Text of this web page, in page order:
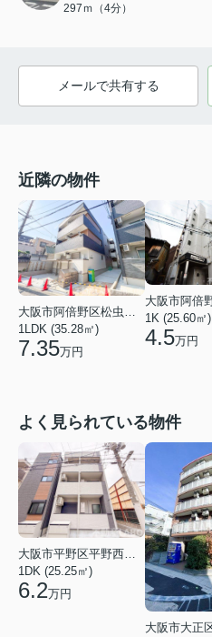
297ｍ（4分）
メールで共有する
近隣の物件
1LDK (35.28㎡)
7.35万円
1K (25.60㎡)
4.5万円
よく見られている物件
1DK (25.25㎡)
6.2万円